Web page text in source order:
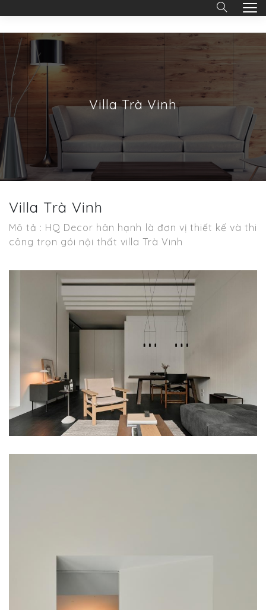
Villa Trà Vinh
Villa Trà Vinh
Mô tả : HQ Decor hân hạnh là đơn vị thiết kế và thi
công trọn gói nội thất villa Trà Vinh